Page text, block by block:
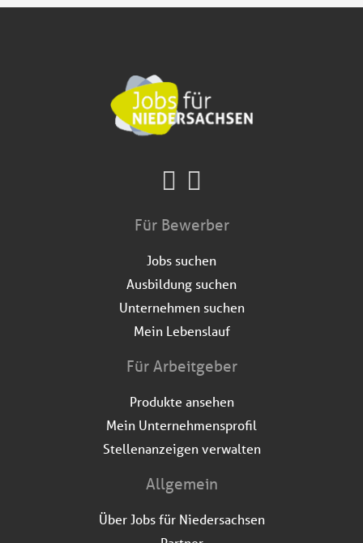
Für Bewerber
Jobs suchen
Ausbildung suchen
Unternehmen suchen
Mein Lebenslauf
Für Arbeitgeber
Produkte ansehen
Mein Unternehmensprofil
Stellenanzeigen verwalten
Allgemein
Über Jobs für Niedersachsen